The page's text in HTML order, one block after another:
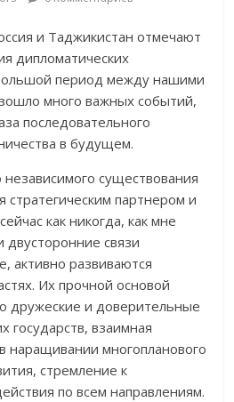
и Таджикистан отмечают
дипломатических
период между нашими
много важных событий,
последовательного
в будущем.
существования
стратегическим партнером и
как никогда, как мне
двусторонние связи
активно развиваются
Их прочной основой
дружеские и доверительные
государств, взаимная
наращивании многопланового
стремление к
по всем направлениям.